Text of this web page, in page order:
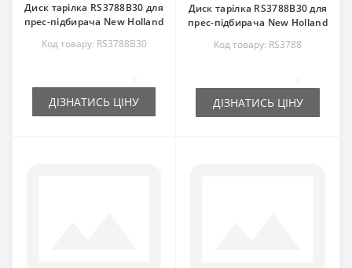
Диск тарілка RS3788B30 для
прес-підбирача New Holland
Код товару: RS3788B30
ДІЗНАТИСЬ ЦІНУ
Диск тарілка RS3788B30 для
прес-підбирача New Holland
Код товару: RS3788
ДІЗНАТИСЬ ЦІНУ